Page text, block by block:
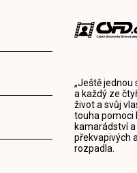
„Ještě jednou
a každý ze
život a svůj
touha pomoci
kamarádství
překvapivých
rozpadla.